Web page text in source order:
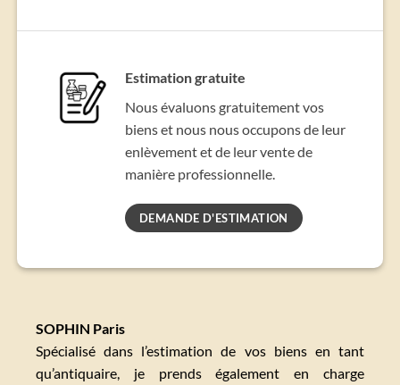
Estimation gratuite
Nous évaluons gratuitement vos
biens et nous nous occupons de leur
enlèvement et de leur vente de
manière professionnelle.
DEMANDE D'ESTIMATION
SOPHIN Paris
Spécialisé dans l’estimation de vos biens en tant
qu’antiquaire, je prends également en charge